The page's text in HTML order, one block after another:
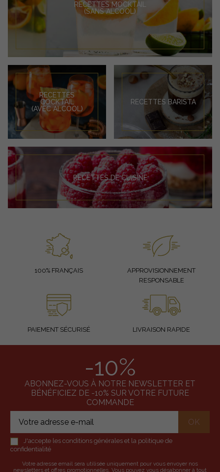
RECETTES MOCKTAIL
(SANS ALCOOL)
RECETTES
COCKTAIL
(AVEC ALCOOL)
RECETTES BARISTA
RECETTES DE CUISINE
100% FRANÇAIS
APPROVISIONNEMENT
RESPONSABLE
PAIEMENT SÉCURISÉ LIVRAISON RAPIDE
-10%
ABONNEZ-VOUS À NOTRE NEWSLETTER ET
BÉNÉFICIEZ DE -10% SUR VOTRE FUTURE
COMMANDE
J'accepte les conditions générales et la politique de
confidentialité
Votre adresse email sera utilisée uniquement pour vous envoyer nos
newsletters et offres promotionnelles. Vous pouvez vous désabonner à tout